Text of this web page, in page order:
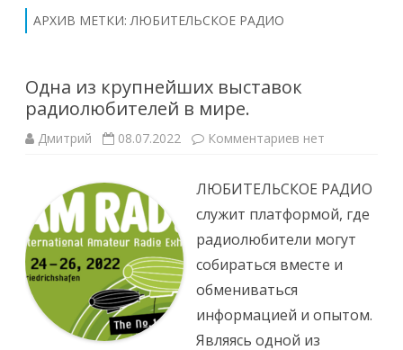
АРХИВ МЕТКИ:ЛЮБИТЕЛЬСКОЕ РАДИО
Одна из крупнейших выставок
радиолюбителей в мире.
Дмитрий 08.07.2022 Комментариев к
крупнейших
выставок
радиолюбителей
в
мире.
нет
ЛЮБИТЕЛЬСКОЕ РАДИО
служит платформой, где
радиолюбители могут
собираться вместе и
обмениваться
информацией и опытом.
Являясь одной из